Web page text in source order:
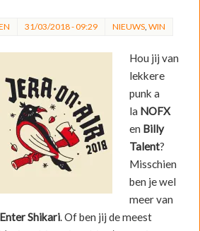
31/03/2018 - 09:29 NIEUWS, WIN
Hou jij van
lekkere
punk a
la NOFX
en Billy
Talent?
Misschien
ben je wel
meer van
Enter Shikari. Of ben jij de meest